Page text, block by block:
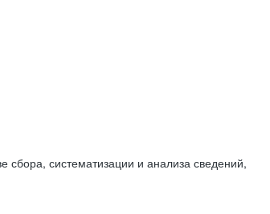
систематизации и анализа сведений,